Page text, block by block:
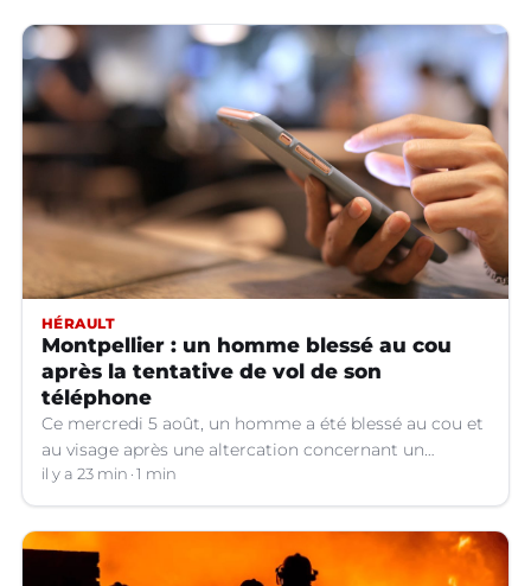
HÉRAULT
Montpellier : un homme blessé au cou
après la tentative de vol de son
téléphone
Ce mercredi 5 août, un homme a été blessé au cou et
au visage après une altercation concernant un
téléphone portable à Montpellier (Hérault).
il y a 23 min 1 min